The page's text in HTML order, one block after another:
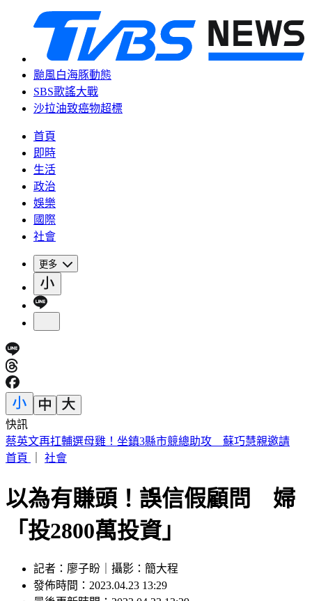
颱風白海豚動態
SBS歌謠大戰
沙拉油致癌物超標
首頁
即時
生活
政治
娛樂
國際
社會
更多
快訊
14:30白海豚颱風海警！父親節針對「這縣市」發陸警
首頁
社會
以為有賺頭！誤信假顧問 婦
「投2800萬投資」
記者：廖子盼｜攝影：簡大程
發佈時間：2023.04.23 13:29